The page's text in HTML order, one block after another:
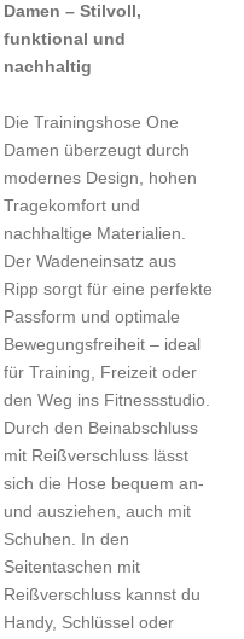
Damen – Stilvoll,
funktional und
nachhaltig
Die Trainingshose One
Damen überzeugt durch
modernes Design, hohen
Tragekomfort und
nachhaltige Materialien.
Der Wadeneinsatz aus
Ripp sorgt für eine perfekte
Passform und optimale
Bewegungsfreiheit – ideal
für Training, Freizeit oder
den Weg ins Fitnessstudio.
Durch den Beinabschluss
mit Reißverschluss lässt
sich die Hose bequem an-
und ausziehen, auch mit
Schuhen. In den
Seitentaschen mit
Reißverschluss kannst du
Handy, Schlüssel oder